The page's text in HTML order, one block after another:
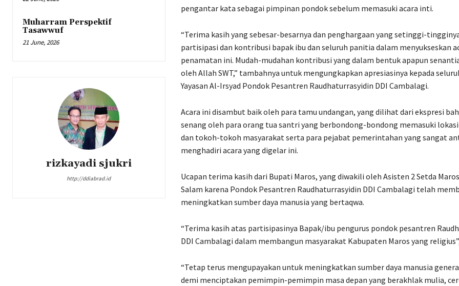
Muharram Perspektif
Tasawwuf
21 June, 2026
rizkayadi sjukri
http://ddiabrad.id
pengantar kata sebagai pimpinan pondok sebelum memasuki acara inti.
“Terima kasih yang sebesar-besarnya dan penghargaan yang setinggi-
partisipasi dan kontribusi bapak ibu dan seluruh panitia dalam menyukseskan
penamatan ini. Mudah-mudahan kontribusi yang dalam bentuk apapun
oleh Allah SWT,” tambahnya untuk mengungkapkan apresiasinya kepada
Yayasan Al-Irsyad Pondok Pesantren Raudhaturrasyidin DDI Cambalagi.
Acara ini disambut baik oleh para tamu undangan, yang dilihat dari ekspresi
senang oleh para orang tua santri yang berbondong-bondong memasuki
dan tokoh-tokoh masyarakat serta para pejabat pemerintahan yang sangat
menghadiri acara yang digelar ini.
Ucapan terima kasih dari Bupati Maros, yang diwakili oleh Asisten 2 Setda
Salam karena Pondok Pesantren Raudhaturrasyidin DDI Cambalagi telah
meningkatkan sumber daya manusia yang bertaqwa.
“Terima kasih atas partisipasinya Bapak/ibu pengurus pondok pesantren
DDI Cambalagi dalam membangun masyarakat Kabupaten Maros yang
“Tetap terus mengupayakan untuk meningkatkan sumber daya manusia
demi menciptakan pemimpin-pemimpin masa depan yang berakhlak mulia,